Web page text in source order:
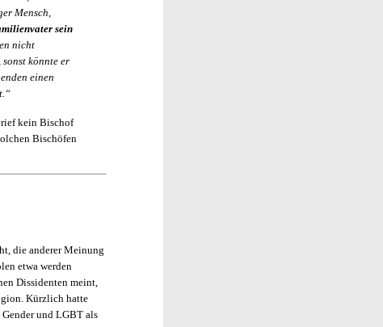
Mensch,
sein
nicht
könnte er
einen
kein Bischof
Bischöfen
die anderer Meinung
etwa werden
Dissidenten meint,
Kürzlich hatte
und LGBT als